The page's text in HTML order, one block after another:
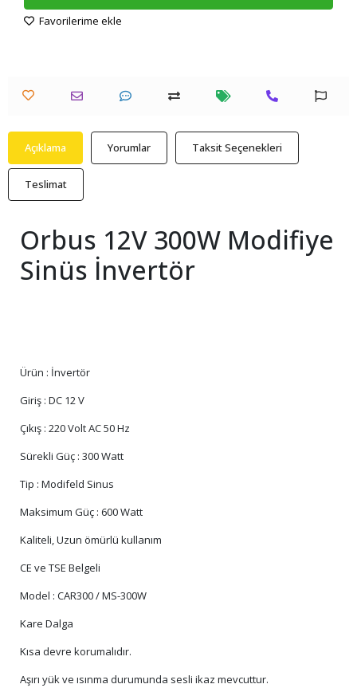
Favorilerime ekle
Açıklama Yorumlar Taksit Seçenekleri
Teslimat
Orbus 12V 300W Modifiye
Sinüs İnvertör
Ürün : İnvertör
Giriş : DC 12 V
Çıkış : 220 Volt AC 50 Hz
Sürekli Güç : 300 Watt
Tip : Modifeld Sinus
Maksimum Güç : 600 Watt
Kaliteli, Uzun ömürlü kullanım
CE ve TSE Belgeli
Model : CAR300 / MS-300W
Kare Dalga
Kısa devre korumalıdır.
Aşırı yük ve ısınma durumunda sesli ikaz mevcuttur.